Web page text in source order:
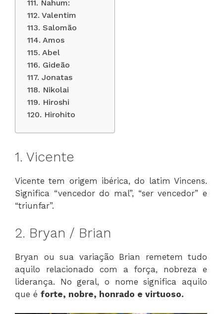
111. Nahum:
112. Valentim
113. Salomão
114. Amos
115. Abel
116. Gideão
117. Jonatas
118. Nikolai
119. Hiroshi
120. Hirohito
1. Vicente
Vicente tem origem ibérica, do latim Vincens.
Significa “vencedor do mal”, “ser vencedor” e
“triunfar”.
2. Bryan / Brian
Bryan ou sua variação Brian remetem tudo
aquilo relacionado com a força, nobreza e
liderança. No geral, o nome significa aquilo
que é forte, nobre, honrado e virtuoso.